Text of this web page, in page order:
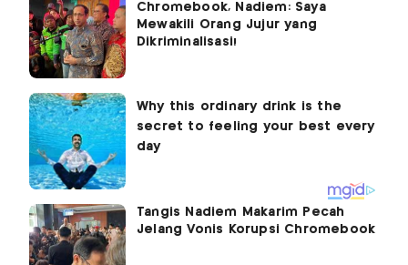
Chromebook, Nadiem: Saya
Mewakili Orang Jujur yang
Dikriminalisasi!
Tangis Nadiem Makarim Pecah
Jelang Vonis Korupsi Chromebook